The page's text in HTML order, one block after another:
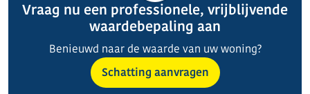
Vraag nu een professionele, vrijblijvende
waardebepaling aan
Benieuwd naar de waarde van uw woning?
Schatting aanvragen